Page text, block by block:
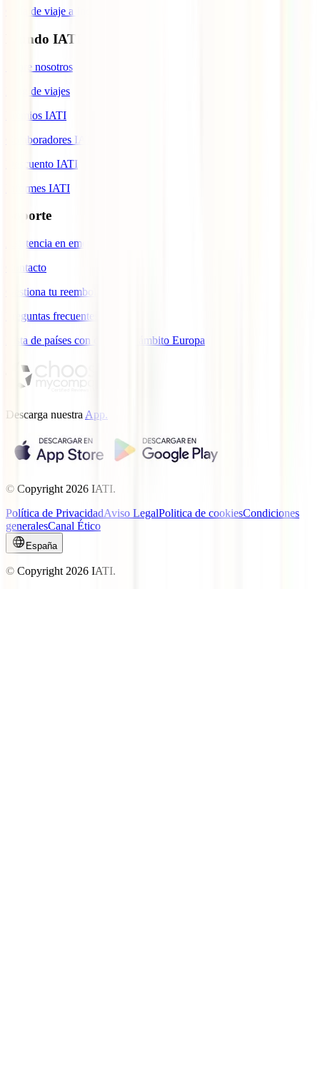
Guía de viaje a Indonesia
Mundo IATI
Sobre nosotros
Blog de viajes
Premios IATI
Colaboradores IATI
Descuento IATI
Informes IATI
Soporte
Asistencia en emergencias
Contacto
Gestiona tu reembolso
Preguntas frecuentes
Lista de países con cobertura ámbito Europa
Descarga nuestra App.
© Copyright 2026 IATI.
Política de PrivacidadAviso LegalPolitica de cookiesCondiciones
generalesCanal Ético
España
© Copyright 2026 IATI.